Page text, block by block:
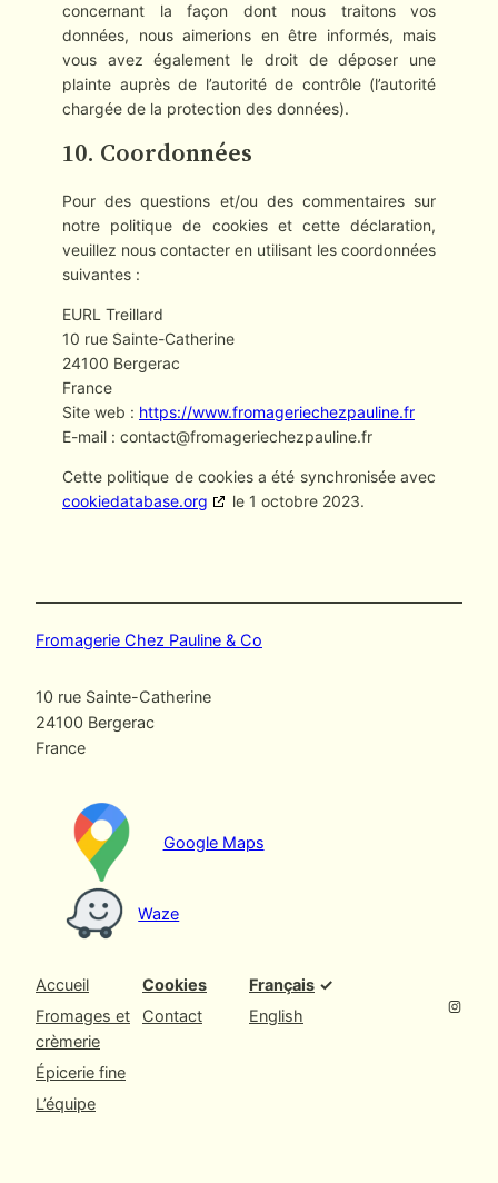
concernant la façon dont nous traitons vos
données, nous aimerions en être informés, mais
vous avez également le droit de déposer une
plainte auprès de l’autorité de contrôle (l’autorité
chargée de la protection des données).
10. Coordonnées
Pour des questions et/ou des commentaires sur
notre politique de cookies et cette déclaration,
veuillez nous contacter en utilisant les coordonnées
suivantes :
EURL Treillard
10 rue Sainte-Catherine
24100 Bergerac
France
Site web : https://www.fromageriechezpauline.fr
E-mail : contact@fromageriechezpauline.fr
Cette politique de cookies a été synchronisée avec
cookiedatabase.org
le 1 octobre 2023.
Fromagerie Chez Pauline & Co
10 rue Sainte-Catherine
24100 Bergerac
France
Google Maps
Waze
Accueil
Fromages et
crèmerie
Épicerie fine
L’équipe
Cookies
Contact
Français
English
Instagram